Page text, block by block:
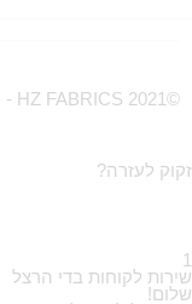
©HZ FABRICS 2021 - כל הזכויות שמורות | Powered by Zets-Tech
זקוק לעזרה?
1
שירות לקוחות בדי הרצל
שלום!